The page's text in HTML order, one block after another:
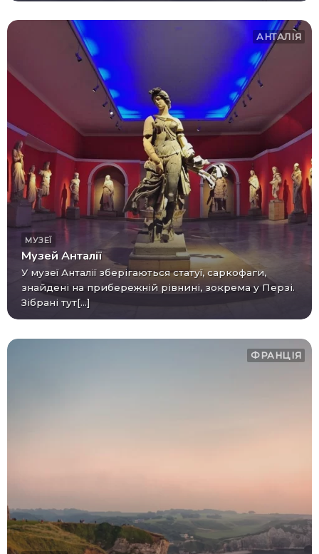
АНТАЛІЯ
МУЗЕЇ
Музей Анталії
У музеї Анталії зберігаються статуї, саркофаги,
знайдені на прибережній рівнині, зокрема у Перзі.
Зібрані тут[...]
ФРАНЦІЯ